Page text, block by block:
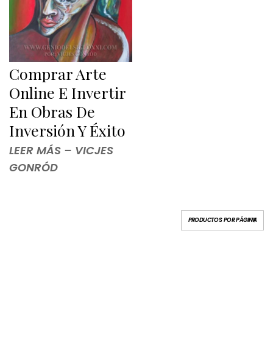
Comprar Arte
Online E Invertir
En Obras De
Inversión Y Éxito
LEER MÁS – VICJES
GONRÓD